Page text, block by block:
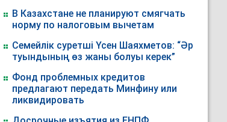
В Казахстане не планируют смягчать
норму по налоговым вычетам
Семейлік суретші Үсен Шаяхметов: “Әр
туындының өз жаны болуы керек”
Фонд проблемных кредитов
предлагают передать Минфину или
ликвидировать